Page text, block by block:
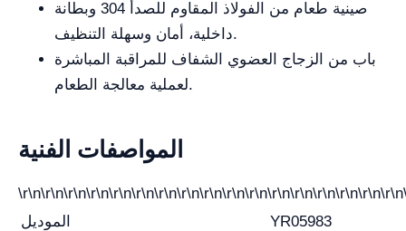
صينية طعام من الفولاذ المقاوم للصدأ 304 وبطانة
داخلية، أمان وسهلة التنظيف.
باب من الزجاج العضوي الشفاف للمراقبة المباشرة
لعملية معالجة الطعام.
المواصفات الفنية
الموديل
YR05983